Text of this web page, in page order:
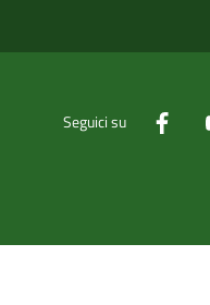
Seguici su